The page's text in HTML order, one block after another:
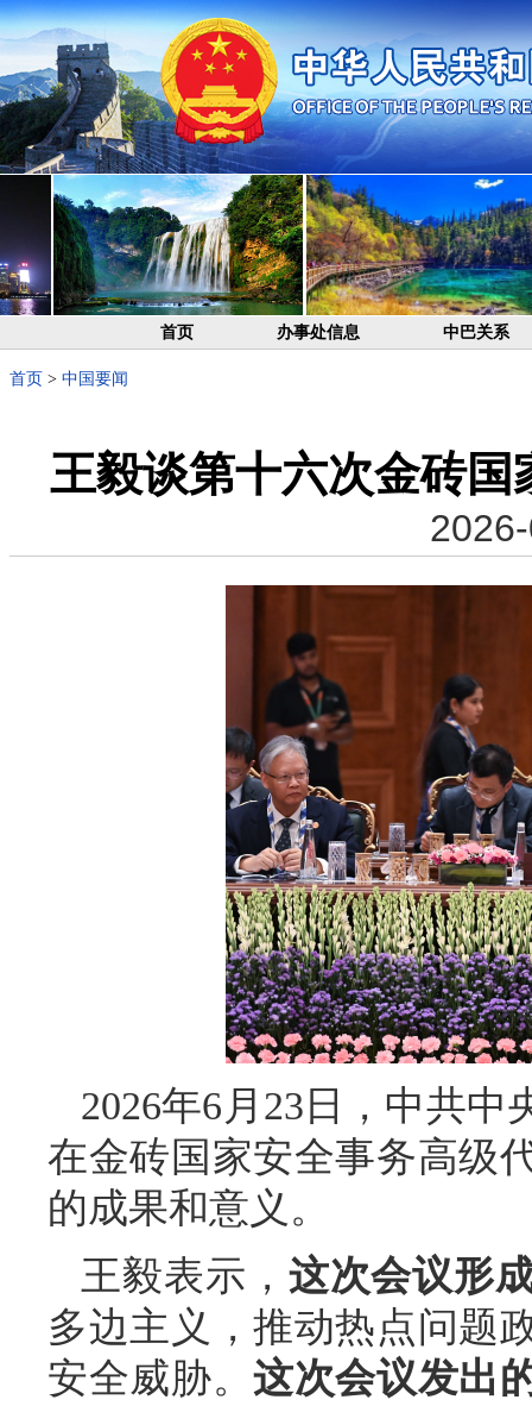
首页 办事处信息 中巴关系
首页 > 中国要闻
王毅谈第十六次金砖
2026年6月23日，中共
在金砖国家安全事务高级
的成果和意义。
王毅表示， 这次会议形
多边主义，推动热点问题
安全威胁。这次会议发出